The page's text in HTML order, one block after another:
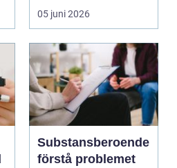
senare år har en ny typ
av prod...
05 juni 2026
Substansberoende
förstå problemet